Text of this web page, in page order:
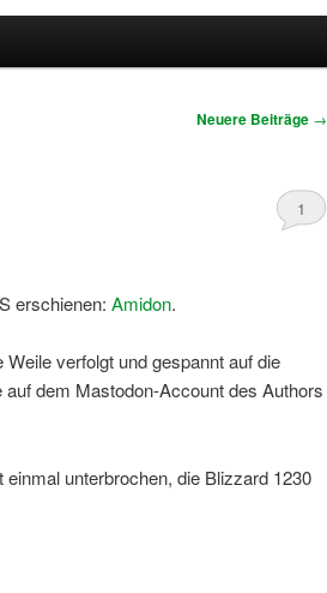
Neuere Beiträge →
1
erschienen: Amidon.
verfolgt und gespannt auf die
dem Mastodon-Account des Authors
unterbrochen, die Blizzard 1230